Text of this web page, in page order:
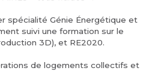
spécialité Génie Énergétique et
suivi une formation sur le
3D), et RE2020.
de logements collectifs et